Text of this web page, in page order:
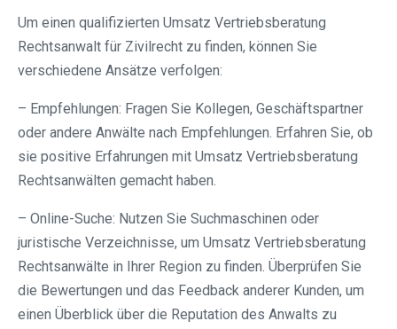
Um einen qualifizierten Umsatz Vertriebsberatung
Rechtsanwalt für Zivilrecht zu finden, können Sie
verschiedene Ansätze verfolgen:
– Empfehlungen: Fragen Sie Kollegen, Geschäftspartner
oder andere Anwälte nach Empfehlungen. Erfahren Sie, ob
sie positive Erfahrungen mit Umsatz Vertriebsberatung
Rechtsanwälten gemacht haben.
– Online-Suche: Nutzen Sie Suchmaschinen oder
juristische Verzeichnisse, um Umsatz Vertriebsberatung
Rechtsanwälte in Ihrer Region zu finden. Überprüfen Sie
die Bewertungen und das Feedback anderer Kunden, um
einen Überblick über die Reputation des Anwalts zu